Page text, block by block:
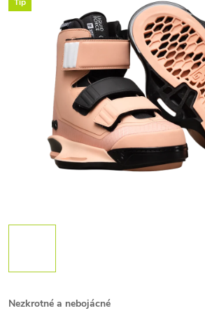
Nezkrotné a nebojácné